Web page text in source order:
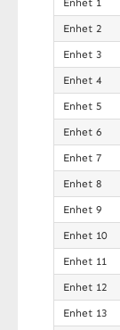
Enhet 1
Enhet 2
Enhet 3
Enhet 4
Enhet 5
Enhet 6
Enhet 7
Enhet 8
Enhet 9
Enhet 10
Enhet 11
Enhet 12
Enhet 13